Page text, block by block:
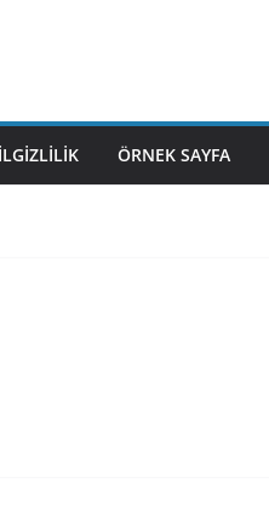
ÖRNEK SAYFA